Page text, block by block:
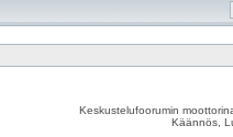
Keskustelufoorumin
Käännös,